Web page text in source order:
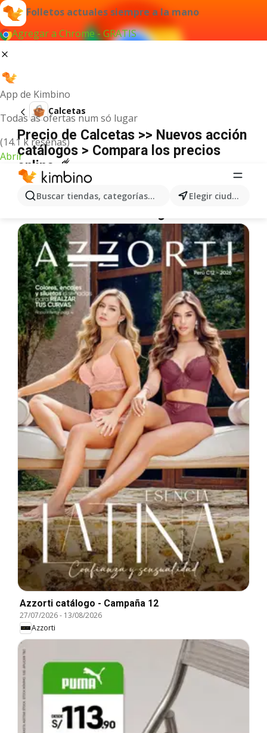
Folletos actuales siempre a la mano
Agregar a Chrome - GRATIS
App de Kimbino
Todas as ofertas num só lugar
(14.1 k reseñas)
Abrir
Buscar tiendas, categorías, productos... Elegir ciudad
Calcetas
Precio de Calcetas >> Nuevos acción
catálogos > Compara los precios
online ☄️
No hemos encontrado resultados para este
término.
Azzorti catálogo - Campaña 12
27/07/2026- 13/08/2026
Azzorti